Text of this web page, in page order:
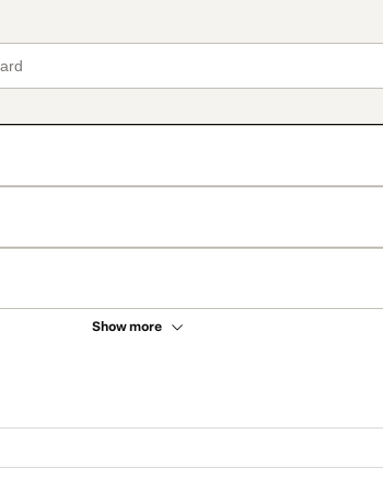
Show more